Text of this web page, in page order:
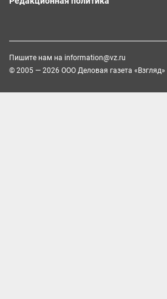
Пишите нам на information@vz.ru
© 2005 — 2026 ООО Деловая газета «Взгляд»